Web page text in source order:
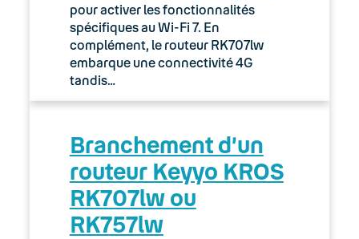
Keyyo Connect
Keyyo Visio
pour activer les fonctionnalités
spécifiques au Wi-Fi 7. En
complément, le routeur RK707lw
embarque une connectivité 4G
tandis…
Branchement d’un
routeur Keyyo KROS
RK707lw ou
RK757lw